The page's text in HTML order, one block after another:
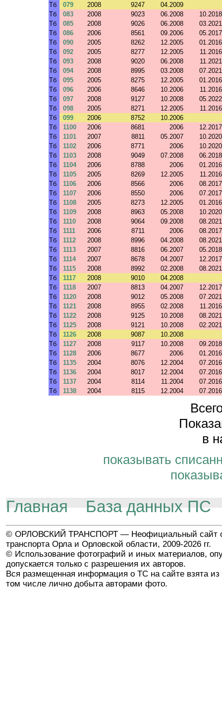
Тб
079 2008 9247
04.2009
Тб
083 2008 9023 06.2008
10.2018
Тб
085 2008 9026 06.2008
03.2021
Тб
086 2006 8561 09.2006
05.2017
Тб
090 2005 8262 12.2005
01.2016
Тб
092 2005 8277 12.2005
11.2016
Тб
093 2008 9020 06.2008
11.2021
Тб
094 2008 8995 03.2008
07.2021
Тб
095 2005 8275 12.2005
01.2016
Тб
096 2006 8646 10.2006
11.2016
Тб
097 2008 9127 10.2008
05.2022
Тб
098 2005 8271 12.2005
11.2016
Тб
099 2006 8752
10.2006
Тб
1100 2006 8681 2006
12.2017
Тб
1101 2007 8811 05.2007
10.2020
Тб
1102 2006 8771 2006
10.2020
Тб
1103 2008 9049 07.2008
06.2018
Тб
1104 2006 8788 2006
01.2016
Тб
1105 2005 8269 12.2005
11.2016
Тб
1106 2006 8566 2006
08.2017
Тб
1107 2006 8550 2006
07.2017
Тб
1108 2005 8273 12.2005
01.2016
Тб
1109 2008 8963 05.2008
10.2020
Тб
1110 2008 9064 09.2008
08.2021
Тб
1111 2006 8711 2006
08.2017
Тб
1112 2008 8996 04.2008
08.2021
Тб
1113 2007 8816 06.2007
05.2018
Тб
1114 2007 8678 04.2007
12.2017
Тб
1115 2008 8992 02.2008
08.2021
Тб
1117 2008 9010
04.2008
Тб
1118 2007 8813 04.2007
12.2017
Тб
1120 2008 9012 05.2008
07.2021
Тб
1121 2008 8955 02.2008
11.2016
Тб
1122 2008 9125 10.2008
08.2021
Тб
1125 2008 9121 10.2008
02.2021
Тб
1126 2008 9087
10.2008
Тб
1127 2008 9117 10.2008
09.2018
Тб
1128 2006 8677 2006
01.2016
Тб
1135 2004 8076 12.2004
07.2016
Тб
1136 2004 8017 12.2004
07.2016
Тб
1137 2004 8114 11.2004
07.2016
Тб
1138 2004 8115 12.2004 07.2016
в
показывать
Главная База данных ПС
© ОРЛОВСКИЙ ТРАНСПОРТ — Неофициальный сайт
транспорта Орла и Орловской области, 2009-2026 гг.
© Использование фотографий и иных материалов,
допускается только с разрешения их авторов.
Вся размещенная информация о ТС на сайте взята из
том числе лично добыта авторами фото.